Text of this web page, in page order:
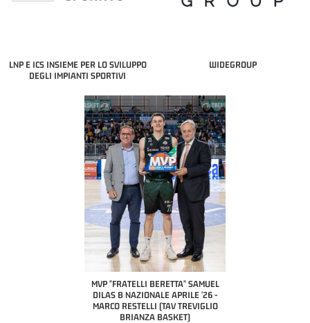
LNP E ICS INSIEME PER LO SVILUPPO
DEGLI IMPIANTI SPORTIVI
WIDEGROUP
MVP "FRATELLI BERETTA" SAMUEL
DILAS B NAZIONALE APRILE '26 -
MARCO RESTELLI (TAV TREVIGLIO
BRIANZA BASKET)